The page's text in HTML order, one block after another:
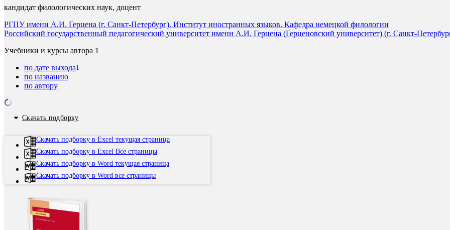
кандидат филологических наук, доцент
РГПУ имени А.И. Герцена (г. Санкт-Петербург). Институт иностранных языков. Кафедра немецкой филологии
Российский государственный педагогический университет имени А.И. Герцена (Герценовский университет) (г. Санкт-
Учебники и курсы автора 1
по дате выхода
по названию
по автору
Скачать подборку
Скачать подборку в Excel текущая страница
Скачать подборку в Excel Все страницы
Скачать подборку в Word текущая страница
Скачать подборку в Word все страницы